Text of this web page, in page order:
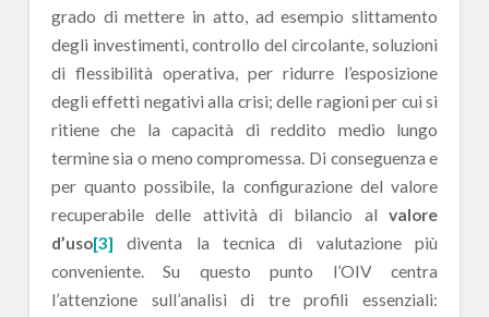
grado di mettere in atto, ad esempio slittamento
degli investimenti, controllo del circolante, soluzioni
di flessibilità operativa, per ridurre l’esposizione
degli effetti negativi alla crisi; delle ragioni per cui si
ritiene che la capacità di reddito medio lungo
termine sia o meno compromessa. Di conseguenza e
per quanto possibile, la configurazione del valore
recuperabile delle attività di bilancio alvalore
d’uso[3] diventa la tecnica di valutazione più
conveniente. Su questo punto l’OIV centra
l’attenzione sull’analisi di tre profili essenziali: